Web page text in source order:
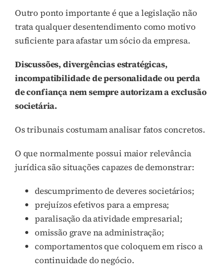
Outro ponto importante é que a legislação não
trata qualquer desentendimento como motivo
suficiente para afastar um sócio da empresa.
Discussões, divergências estratégicas,
incompatibilidade de personalidade ou perda
de confiança nem sempre autorizam a exclusão
societária.
Os tribunais costumam analisar fatos concretos.
O que normalmente possui maior relevância
jurídica são situações capazes de demonstrar:
descumprimento de deveres societários;
prejuízos efetivos para a empresa;
paralisação da atividade empresarial;
omissão grave na administração;
comportamentos que coloquem em risco a
continuidade do negócio.